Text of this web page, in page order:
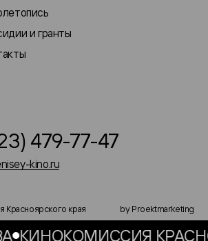
и гранты
479-77-47
kino.ru
края by Proektmarketing